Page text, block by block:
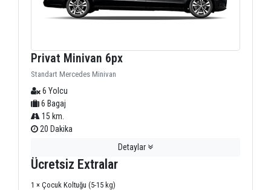
Privat Minivan 6px
Standart Mercedes Minivan
6 Yolcu
6 Bagaj
15 km.
20 Dakika
Detaylar
Ücretsiz Extralar
1 × Çocuk Koltuğu (5-15 kg)